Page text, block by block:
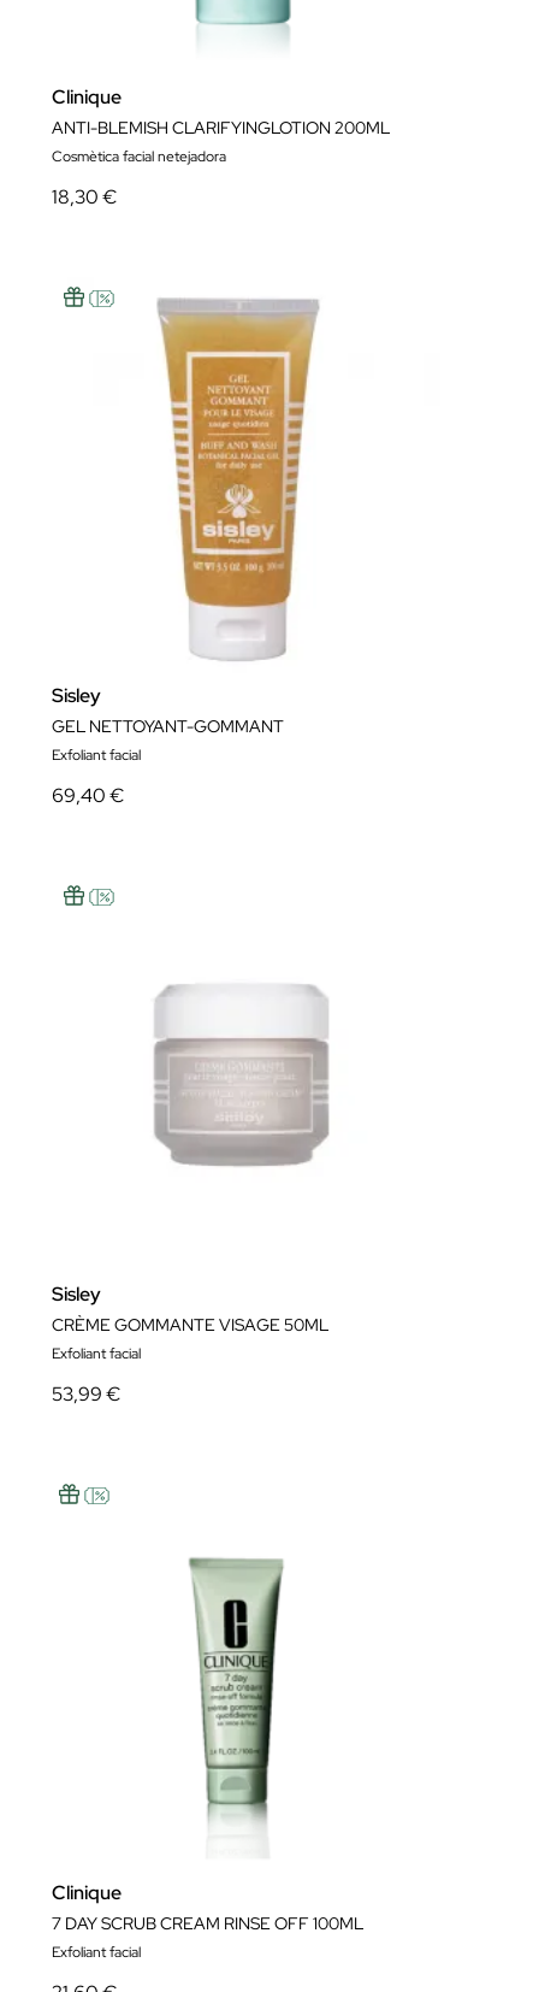
Clinique
ANTI-BLEMISH CLARIFYINGLOTION 200ML
Cosmètica facial netejadora
18,30 €
Sisley
GEL NETTOYANT-GOMMANT
Exfoliant facial
69,40 €
Sisley
CRÈME GOMMANTE VISAGE 50ML
Exfoliant facial
53,99 €
Clinique
7 DAY SCRUB CREAM RINSE OFF 100ML
Exfoliant facial